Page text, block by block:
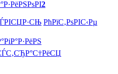
2
РћРїС‚РѕРІС‹Рµ